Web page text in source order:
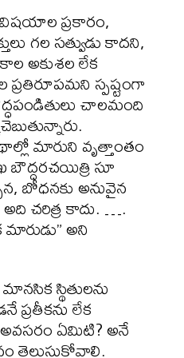
విషయాల ప్రకారం,
గల సత్వుడు కాదని,
అకుశల లేక
ప్రతిరూపమని స్పష్టంగా
చాలమంది
మారుని వృత్తాంతం
బౌద్ధరచయిత్రి సూ
బోధనకు అనువైన
చరిత్ర కాదు. ….
మారుడు” అని
మానసిక స్థితులను
లేక
ఏమిటి? అనే
తెలుసుకోవాలి.